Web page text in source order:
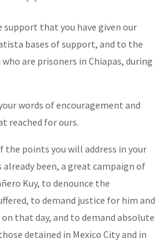
that you have given our
bases of support, and to the
are prisoners in Chiapas, during
words of encouragement and
reached for ours.
the points you will address in your
been, a great campaign of
Kuy, to denounce the
to demand justice for him and
that day, and to demand absolute
detained in Mexico City and in